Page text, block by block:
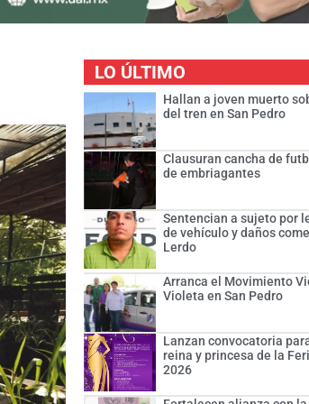
LO ÚLTIMO
Hallan a joven muerto
del tren en San Pedro
Clausuran cancha de
de embriagantes
Sentencian a sujeto por
de vehículo y daños
Lerdo
Arranca el Movimiento
Violeta en San Pedro
Lanzan convocatoria
reina y princesa de la
2026